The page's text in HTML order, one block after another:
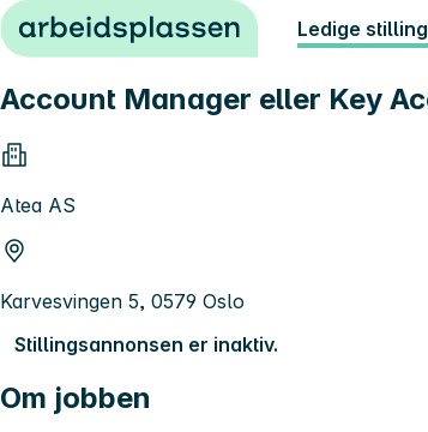
Hopp til innhold Ledige
Account Manager eller Key
Atea AS
Karvesvingen 5, 0579 Oslo
Stillingsannonsen er inaktiv.
Om jobben